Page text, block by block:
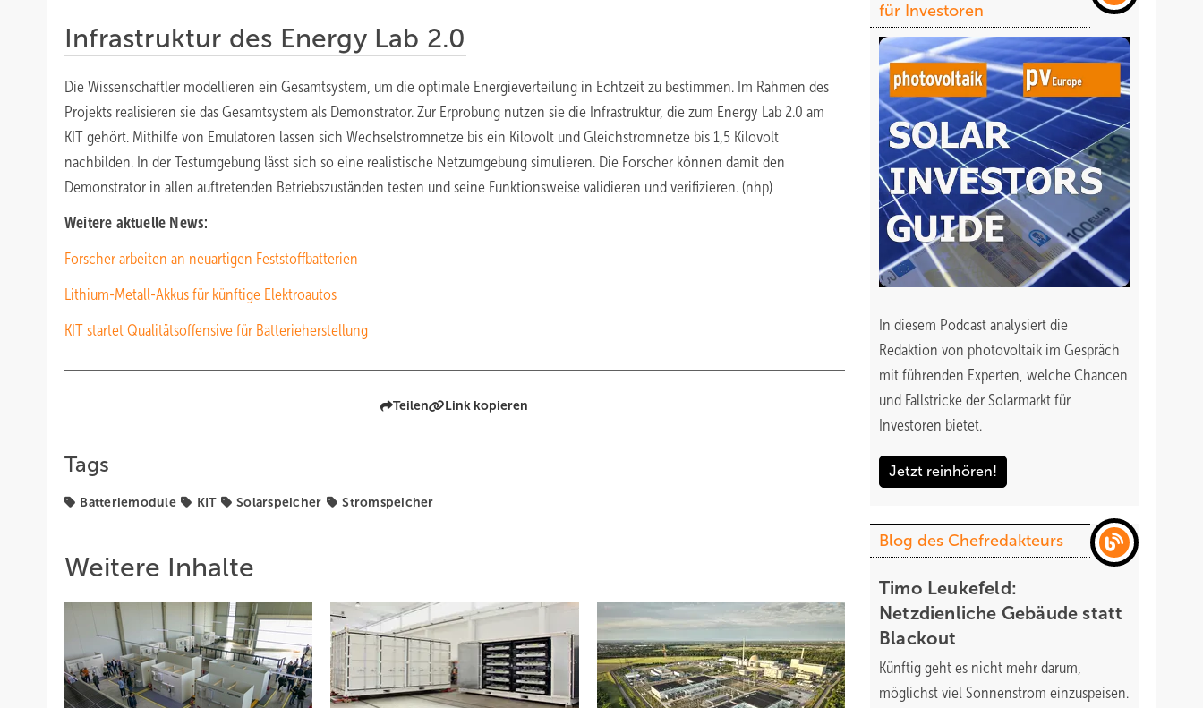
Infrastruktur des Energy Lab 2.0
Die Wissenschaftler modellieren ein Gesamtsystem, um die optimale Energieverteilung in Echtzeit zu bestimmen. Im Rahmen des
Projekts realisieren sie das Gesamtsystem als Demonstrator. Zur Erprobung nutzen sie die Infrastruktur, die zum Energy Lab 2.0 am
KIT gehört. Mithilfe von Emulatoren lassen sich Wechselstromnetze bis ein Kilovolt und Gleichstromnetze bis 1,5 Kilovolt
nachbilden. In der Testumgebung lässt sich so eine realistische Netzumgebung simulieren. Die Forscher können damit den
Demonstrator in allen auftretenden Betriebszuständen testen und seine Funktionsweise validieren und verifizieren. (nhp)
Weitere aktuelle News:
Forscher arbeiten an neuartigen Feststoffbatterien
Lithium-Metall-Akkus für künftige Elektroautos
KIT startet Qualitätsoffensive für Batterieherstellung
Teilen Link kopieren
Tags
Batteriemodule KIT Solarspeicher Stromspeicher
Weitere Inhalte
für Investoren
In diesem Podcast analysiert die
Redaktion von photovoltaik im Gespräch
mit führenden Experten, welche Chancen
und Fallstricke der Solarmarkt für
Investoren bietet.
Jetzt reinhören!
Blog des Chefredakteurs
Timo Leukefeld:
Netzdienliche Gebäude statt
Blackout
Künftig geht es nicht mehr darum,
möglichst viel Sonnenstrom einzuspeisen.